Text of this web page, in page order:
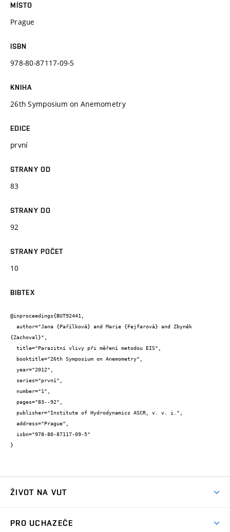
MÍSTO
Prague
ISBN
978-80-87117-09-5
KNIHA
26th Symposium on Anemometry
EDICE
první
STRANY OD
83
STRANY DO
92
STRANY POČET
10
BIBTEX
@inproceedings{BUT92441,
{Zachoval}",
}
ŽIVOT NA VUT
PRO UCHAZEČE